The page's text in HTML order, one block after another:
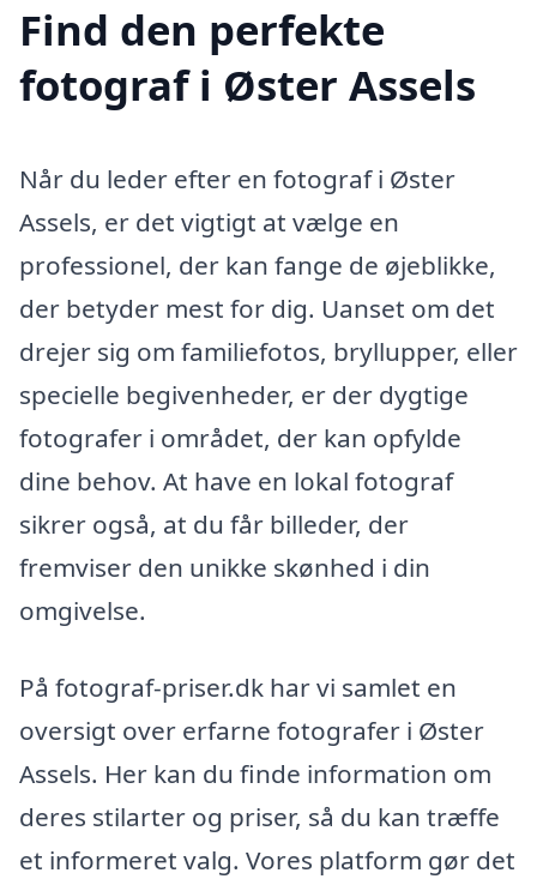
Find den perfekte
fotograf i Øster Assels
Når du leder efter en fotograf i Øster
Assels, er det vigtigt at vælge en
professionel, der kan fange de øjeblikke,
der betyder mest for dig. Uanset om det
drejer sig om familiefotos, bryllupper, eller
specielle begivenheder, er der dygtige
fotografer i området, der kan opfylde
dine behov. At have en lokal fotograf
sikrer også, at du får billeder, der
fremviser den unikke skønhed i din
omgivelse.
På fotograf-priser.dk har vi samlet en
oversigt over erfarne fotografer i Øster
Assels. Her kan du finde information om
deres stilarter og priser, så du kan træffe
et informeret valg. Vores platform gør det